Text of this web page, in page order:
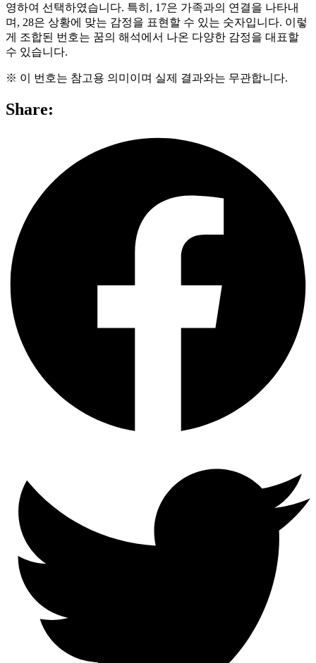
영하여 선택하였습니다. 특히, 17은 가족과의 연결을 나타내
며, 28은 상황에 맞는 감정을 표현할 수 있는 숫자입니다. 이렇
게 조합된 번호는 꿈의 해석에서 나온 다양한 감정을 대표할
수 있습니다.
※ 이 번호는 참고용 의미이며 실제 결과와는 무관합니다.
Share: